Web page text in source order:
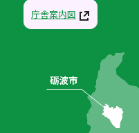
庁舎案内図